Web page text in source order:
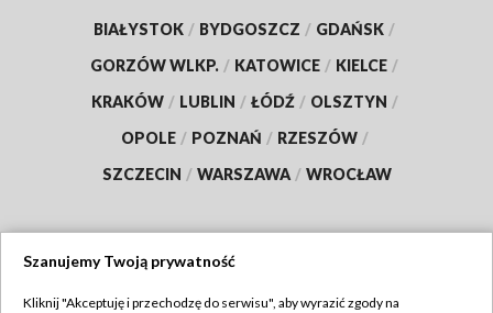
BIAŁYSTOK / BYDGOSZCZ / GDAŃSK /
GORZÓW WLKP. / KATOWICE / KIELCE /
KRAKÓW / LUBLIN / ŁÓDŹ / OLSZTYN /
OPOLE / POZNAŃ / RZESZÓW /
SZCZECIN / WARSZAWA / WROCŁAW
Szanujemy Twoją prywatność
Kliknij "Akceptuję i przechodzę do serwisu", aby wyrazić zgody na